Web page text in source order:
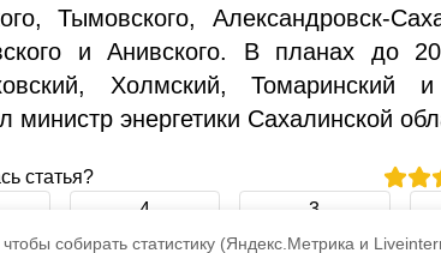
собирать статистику (Яндекс.Метрика и
Тымовского, Александровск-
и Анивского. В планах до
Холмский, Томаринский
министр энергетики Сахалинской
статья?
4 3